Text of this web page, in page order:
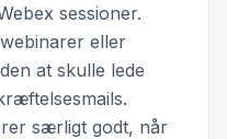
sessioner.
eller
at skulle lede
særligt godt, når